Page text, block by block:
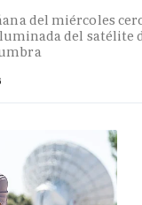
del miércoles
del satélite